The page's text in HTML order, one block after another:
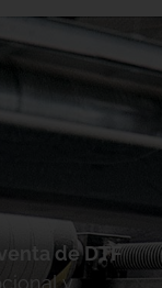
venta de DTF